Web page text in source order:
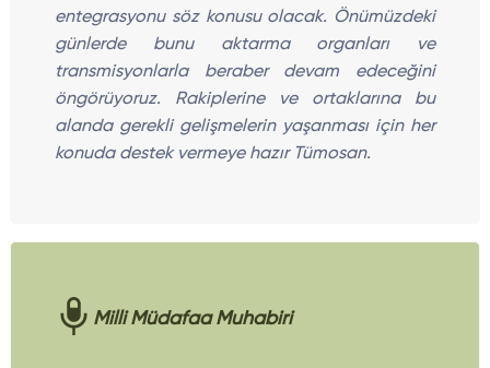
entegrasyonu söz konusu olacak. Önümüzdeki
günlerde bunu aktarma organları ve
transmisyonlarla beraber devam edeceğini
öngörüyoruz. Rakiplerine ve ortaklarına bu
alanda gerekli gelişmelerin yaşanması için her
konuda destek vermeye hazır Tümosan.
Milli Müdafaa Muhabiri